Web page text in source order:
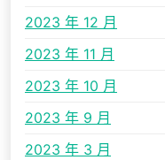
2023 年 12 月
2023 年 11 月
2023 年 10 月
2023 年 9 月
2023 年 3 月